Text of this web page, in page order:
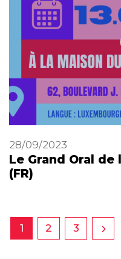
28/09/2023
Le Grand Oral de
(FR)
1 2 3